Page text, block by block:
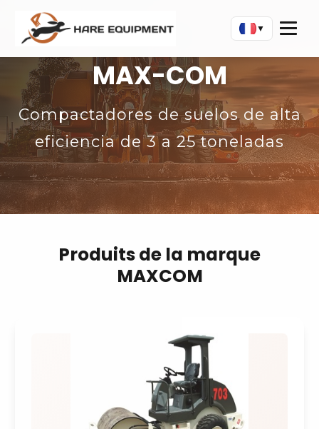
▼
MAX-COM
Compactadores de suelos de alta
eficiencia de 3 a 25 toneladas
Produits de la marque
MAXCOM